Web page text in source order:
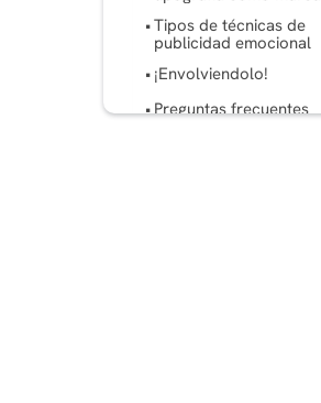
Tipos de técnicas de
publicidad emocional
¡Envolviendolo!
Preguntas frecuentes